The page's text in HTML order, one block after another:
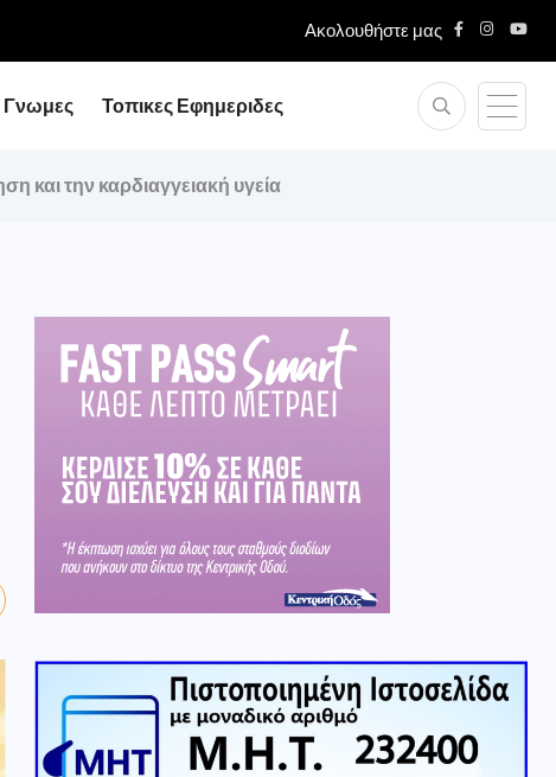
Ακολουθήστε μας
Γνωμες Τοπικες Εφημεριδες
και την καρδιαγγειακή υγεία